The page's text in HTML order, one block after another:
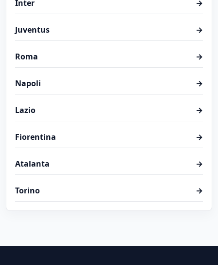
Inter →
Juventus →
Roma →
Napoli →
Lazio →
Fiorentina →
Atalanta →
Torino →